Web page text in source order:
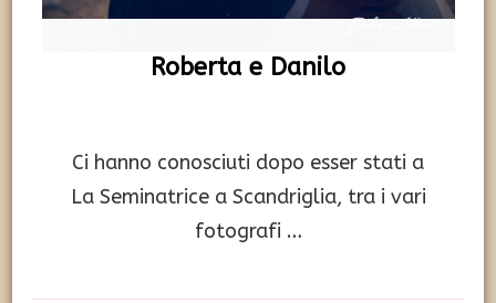
Roberta e Danilo
Ci hanno conosciuti dopo esser stati a
La Seminatrice a Scandriglia, tra i vari
fotografi …